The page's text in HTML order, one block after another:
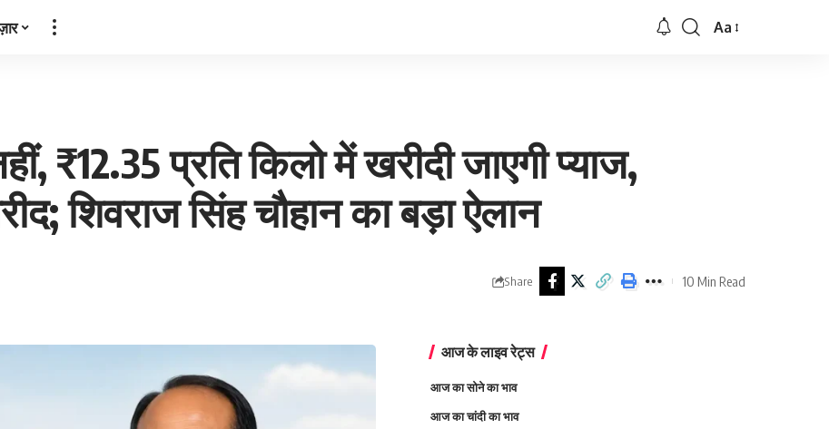
Font
Aa
₹12.35 प्रति किलो में खरीदी जाएगी प्याज,
शिवराज सिंह चौहान का बड़ा ऐलान
Share 10 Min Read
आज के लाइव रेट्स
आज का सोने का भाव
आज का चांदी का भाव